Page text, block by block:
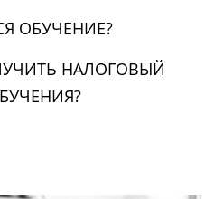
ОБУЧЕНИЕ?
НАЛОГОВЫЙ